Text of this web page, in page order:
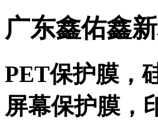
广东鑫佑鑫
PET保护膜，
屏幕保护膜，